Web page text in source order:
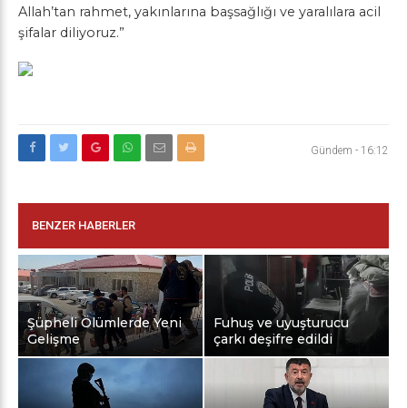
Allah’tan rahmet, yakınlarına başsağlığı ve yaralılara acil
şifalar diliyoruz.”
Gündem - 16:12
BENZER HABERLER
Şüpheli Ölümlerde Yeni
Gelişme
Fuhuş ve uyuşturucu
çarkı deşifre edildi